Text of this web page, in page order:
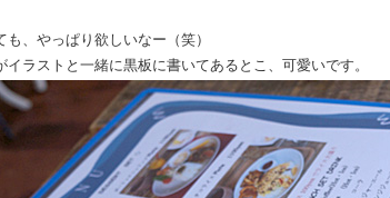
も、やっぱり欲しいなー（笑）
イラストと一緒に黒板に書いてあるとこ、可愛いです。